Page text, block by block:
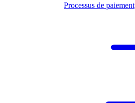
Processus de paiement